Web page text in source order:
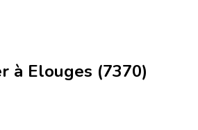
à Elouges (7370)